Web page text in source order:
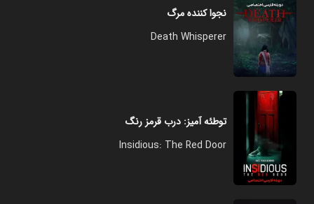
نجوا کننده مرگ
Death Whisperer
توطئه آمیز: درب قرمز رنگ
Insidious: The Red Door